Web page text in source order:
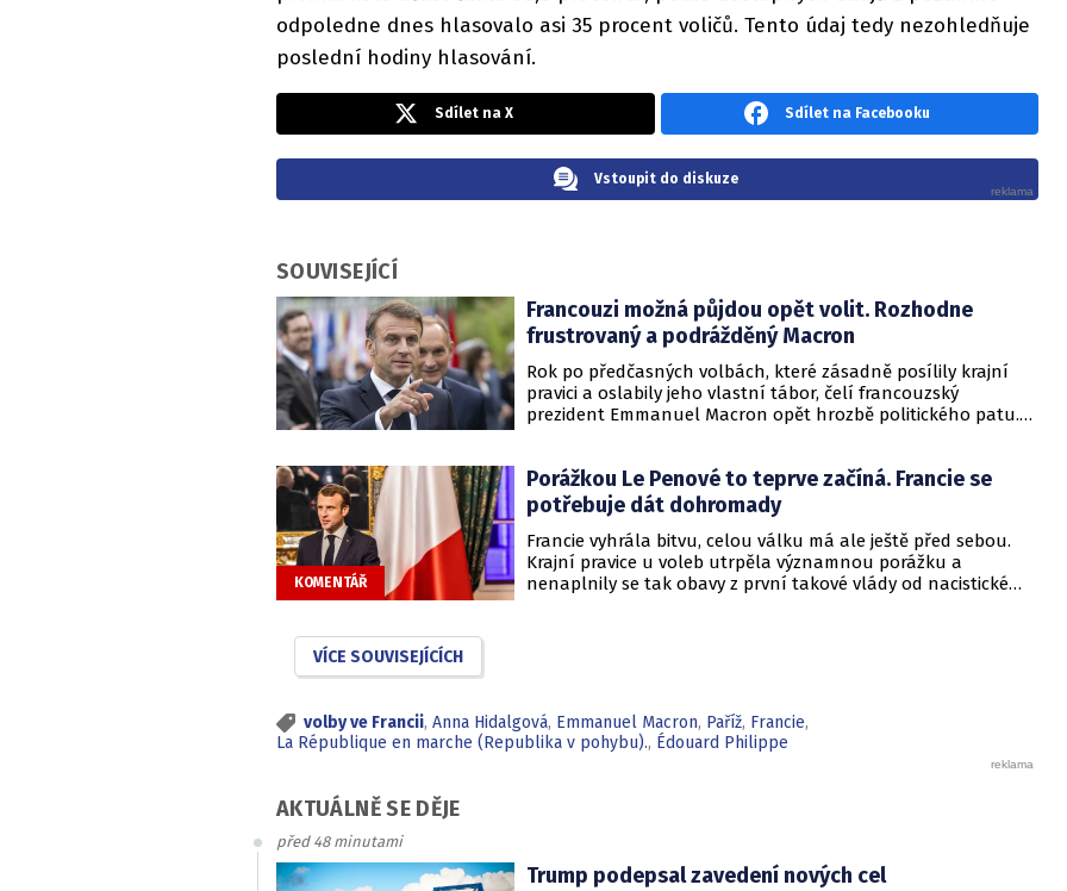
odpoledne dnes hlasovalo asi 35 procent voličů. Tento údaj tedy nezohledňuje
poslední hodiny hlasování.
Sdílet na X Sdílet na Facebooku
Vstoupit do diskuze
SOUVISEJÍCÍ
Francouzi možná půjdou opět volit. Rozhodne
frustrovaný a podrážděný Macron
Rok po předčasných volbách, které zásadně posílily krajní
pravici a oslabily jeho vlastní tábor, čelí francouzský
prezident Emmanuel Macron opět hrozbě politického patu.
zopakoval. Macron podle spolupracovníků zvažuje další krok,
který by mu umožnil obnovit kontrolu nad chaotickou
scénou, ale hrozí, že by krizi ještě prohloubil.
KOMENTÁŘ
Porážkou Le Penové to teprve začíná. Francie se
potřebuje dát dohromady
Francie vyhrála bitvu, celou válku má ale ještě před sebou.
Krajní pravice u voleb utrpěla významnou porážku a
nenaplnily se tak obavy z první takové vlády od nacistické
VÍCE SOUVISEJÍCÍCH
volby ve Francii, Anna Hidalgová, Emmanuel Macron, Paříž, Francie,
La République en marche (Republika v pohybu)., Édouard Philippe
AKTUÁLNĚ SE DĚJE
před 48 minutami
Trump podepsal zavedení nových cel